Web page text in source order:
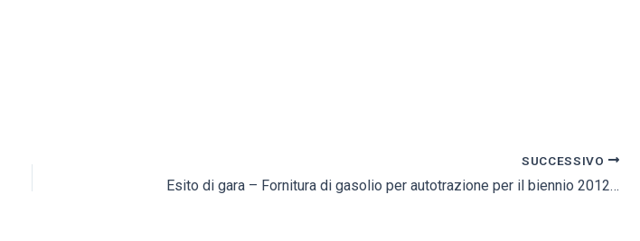
SUCCESSIVO
Esito di gara – Fornitura di gasolio per autotrazione per il biennio 2012-2013